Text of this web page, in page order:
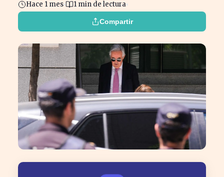
Hace 1 mes 1 min de lectura
Compartir